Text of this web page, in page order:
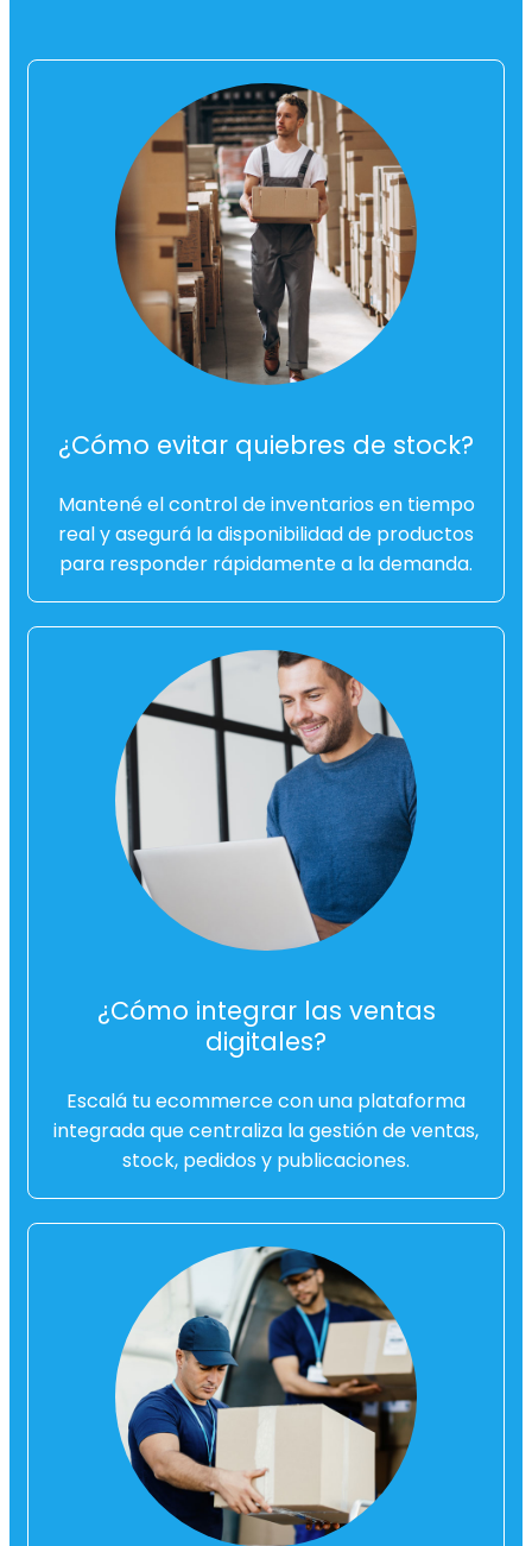
¿Cómo evitar quiebres de stock?
Mantené el control de inventarios en tiempo
real y asegurá la disponibilidad de productos
para responder rápidamente a la demanda.
¿Cómo integrar las ventas
digitales?
Escalá tu ecommerce con una plataforma
integrada que centraliza la gestión de ventas,
stock, pedidos y publicaciones.